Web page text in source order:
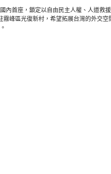
內首座，鎖定以自由民主人權、人道救
霧峰區光復新村，希望拓展台灣的外交